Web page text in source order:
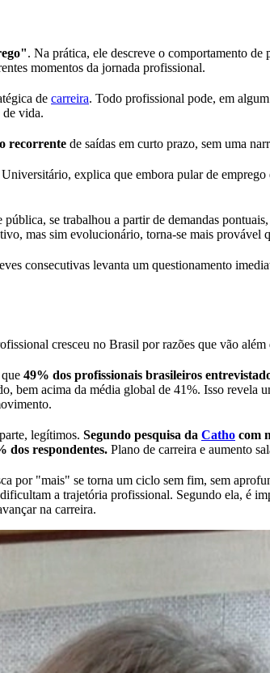
. Na prática, ele descreve o comportamento
momentos da jornada profissional.
de carreira. Todo profissional pode, em
vida.
recorrente de saídas em curto prazo, sem uma
explica que embora pular de
se trabalhou a partir de demandas
mas sim evolucionário, torna-se mais provável
consecutivas levanta um questionamento
cresceu no Brasil por razões que vão
49% dos profissionais brasileiros
bem acima da média global de 41%. Isso revela
legítimos. Segundo pesquisa da Catho com
dos respondentes. Plano de carreira e aumento
por "mais" se torna um ciclo sem fim, sem
a trajetória profissional. Segundo ela, é
na carreira.